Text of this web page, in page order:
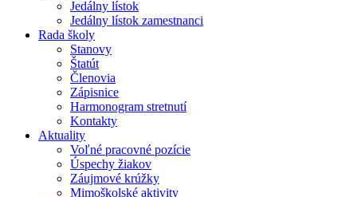
Jedálny lístok
Jedálny lístok zamestnanci
Rada školy
Stanovy
Štatút
Členovia
Zápisnice
Harmonogram stretnutí
Kontakty
Aktuality
Voľné pracovné pozície
Úspechy žiakov
Záujmové krúžky
Mimoškolské aktivity